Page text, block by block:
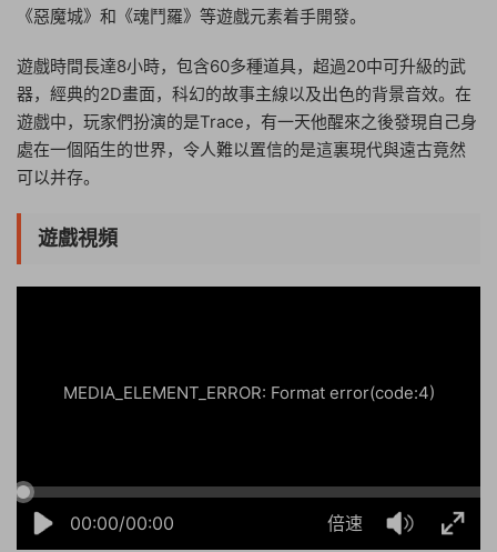
《惡魔城》和《魂鬥羅》等遊戲元素着手開發。
遊戲時間長達8小時，包含60多種道具，超過20中可升級的武
器，經典的2D畫面，科幻的故事主線以及出色的背景音效。在
遊戲中，玩家們扮演的是Trace，有一天他醒來之後發現自己身
處在一個陌生的世界，令人難以置信的是這裏現代與遠古竟然
可以并存。
遊戲視頻
00:00/00:00 倍速
MEDIA_ELEMENT_ERROR: Format error(code:4)